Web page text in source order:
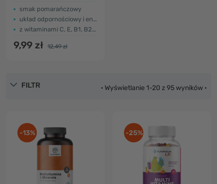
smak pomarańczowy
układ odpornościowy i energia
z witaminami C, E, B1, B2, B3, B5, B6 i B12
9,99 zł 12,49 zł
FILTR • Wyświetlanie 1-20 z 95 wyników •
-13% -25%